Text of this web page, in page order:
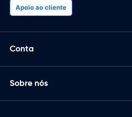
Apoio ao cliente
Conta
Sobre nós